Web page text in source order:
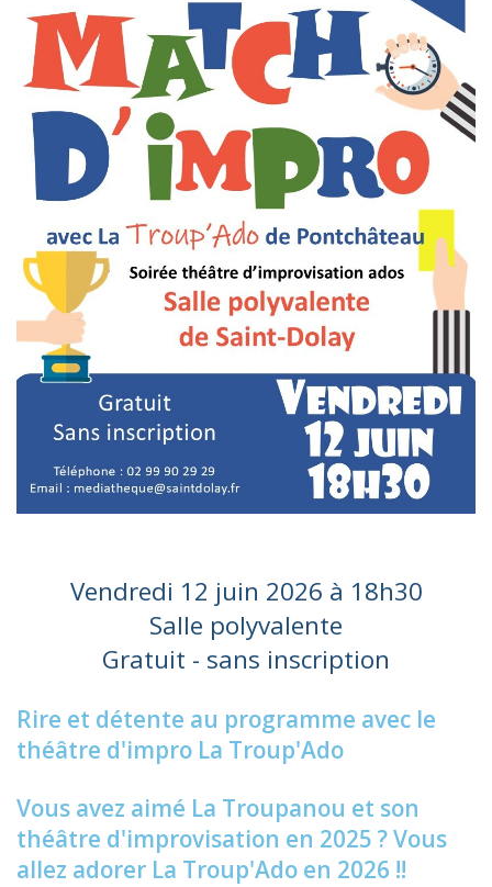
Vendredi 12 juin 2026 à 18h30
Salle polyvalente
Gratuit - sans inscription
Rire et détente au programme avec le
théâtre d'impro La Troup'Ado
Vous avez aimé La Troupanou et son
théâtre d'improvisation en 2025 ? Vous
allez adorer La Troup'Ado en 2026 !!